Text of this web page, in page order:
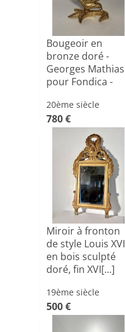
Bougeoir en
bronze doré -
Georges Mathias
pour Fondica -
20ème siècle
780 €
Miroir à fronton
de style Louis XVI
en bois sculpté
doré, fin XVI[...]
19ème siècle
500 €